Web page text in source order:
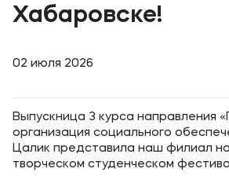
Карьера
Уровни образования
Хабаровске!
02 июля 2026
Выпускница 3 курса направления
организация социального
Цалик представила наш филиал
творческом студенческом